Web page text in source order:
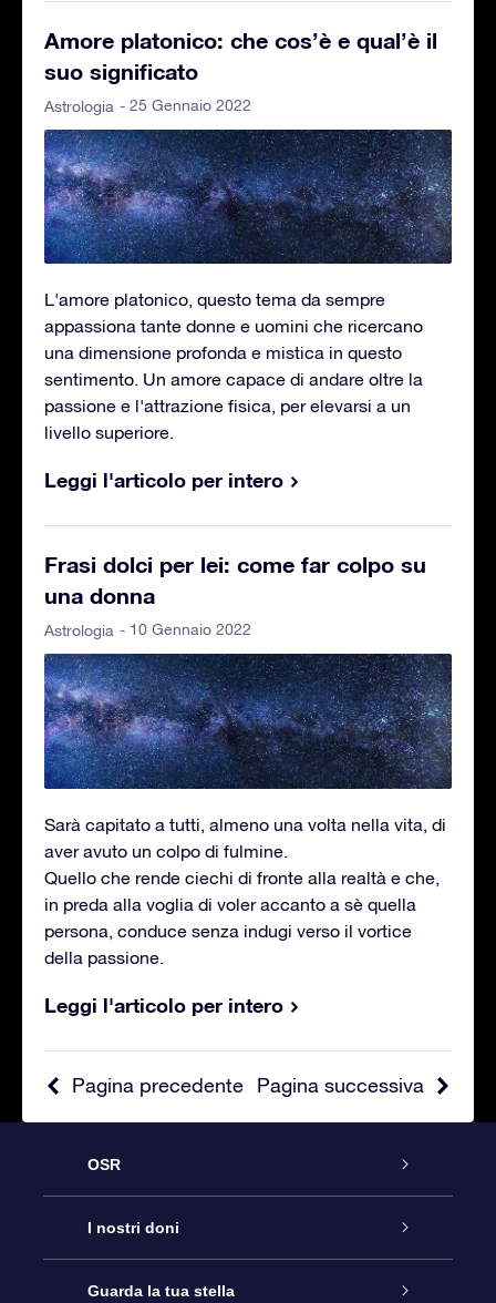
Amore platonico: che cos’è e qual’è il
suo significato
Astrologia - 25 Gennaio 2022
L'amore platonico, questo tema da sempre
appassiona tante donne e uomini che ricercano
una dimensione profonda e mistica in questo
sentimento. Un amore capace di andare oltre la
passione e l'attrazione fisica, per elevarsi a un
livello superiore.
Leggi l'articolo per intero
Frasi dolci per lei: come far colpo su
una donna
Astrologia - 10 Gennaio 2022
Sarà capitato a tutti, almeno una volta nella vita, di
aver avuto un colpo di fulmine.
Quello che rende ciechi di fronte alla realtà e che,
in preda alla voglia di voler accanto a sè quella
persona, conduce senza indugi verso il vortice
della passione.
Leggi l'articolo per intero
Pagina successiva
Pagina precedente
OSR
Assistenza
Contattaci
I nostri doni
Online Star Gift
Guarda la tua stella